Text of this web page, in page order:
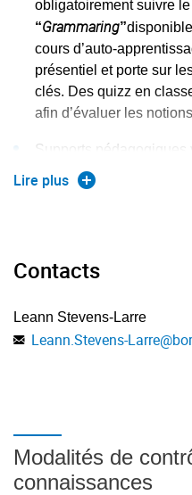
Phonétique et intonation
Anglais scientifique :
Rédaction de CV en
anglais (C10, C12 /
Utiliser les ressources
mobilité internationale
obligatoirement suivre
“Grammaring”
cours d’auto-
présentiel et porte sur
clés. Des quizz en
afin d’évaluer les
Supports pédagogiques
pack), presse, audiovisuel
Lire plus
Contacts
Leann Stevens-Larre
Leann.Stevens-Larre@
Modalités de
connaissances